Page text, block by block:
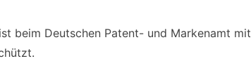
beim Deutschen Patent- und Markenamt mit